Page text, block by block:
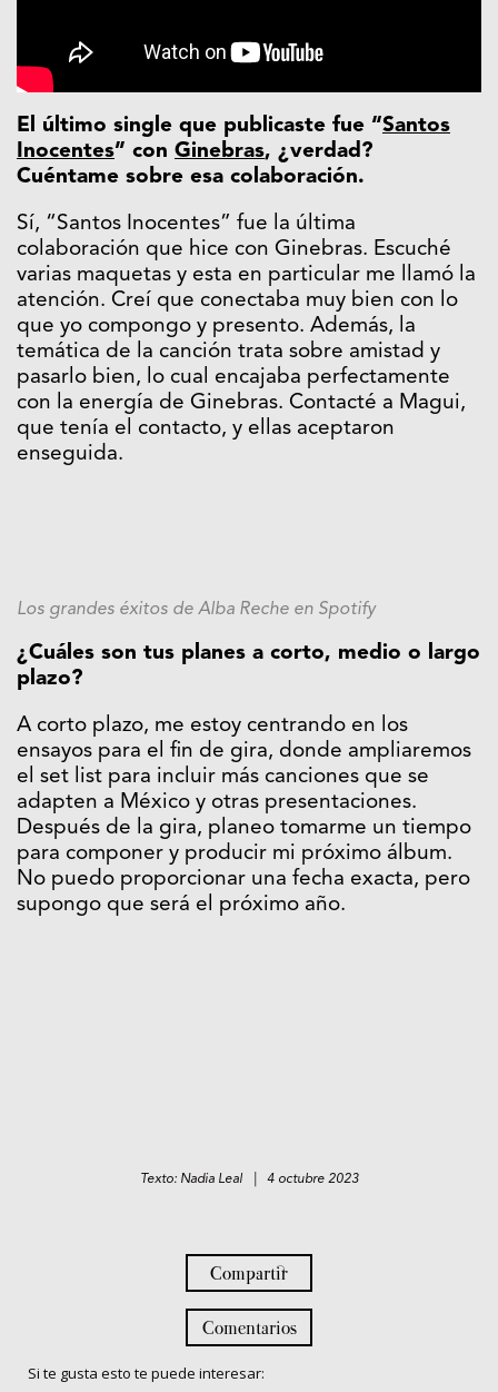
El último single que publicaste fue “Santos
Inocentes” con Ginebras, ¿verdad?
Cuéntame sobre esa colaboración.
Sí, “Santos Inocentes” fue la última
colaboración que hice con Ginebras. Escuché
varias maquetas y esta en particular me llamó la
atención. Creí que conectaba muy bien con lo
que yo compongo y presento. Además, la
temática de la canción trata sobre amistad y
pasarlo bien, lo cual encajaba perfectamente
con la energía de Ginebras. Contacté a Magui,
que tenía el contacto, y ellas aceptaron
enseguida.
Los grandes éxitos de Alba Reche en Spotify
¿Cuáles son tus planes a corto, medio o largo
plazo?
A corto plazo, me estoy centrando en los
ensayos para el fin de gira, donde ampliaremos
el set list para incluir más canciones que se
adapten a México y otras presentaciones.
Después de la gira, planeo tomarme un tiempo
para componer y producir mi próximo álbum.
No puedo proporcionar una fecha exacta, pero
supongo que será el próximo año.
Texto: Nadia Leal | 4 octubre 2023
Compartir
Comentarios
Si te gusta esto te puede interesar: